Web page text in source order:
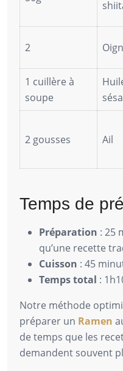
2
1 cuillère à
soupe
2 gousses Ail
Temps de
Préparation : 25
qu’une recette
Cuisson : 45
Temps total :
Notre méthode
préparer un Ramen
de temps que les
demandent souvent